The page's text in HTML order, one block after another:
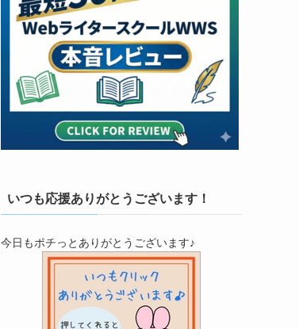
いつも応援ありがとうございます！
今日もポチっとありがとうございます♪